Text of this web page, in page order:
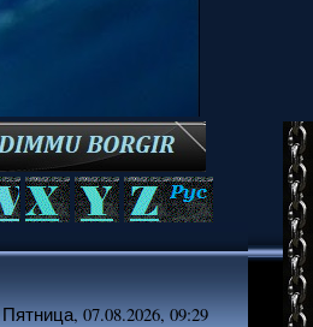
Пятница, 07.08.2026, 09:29